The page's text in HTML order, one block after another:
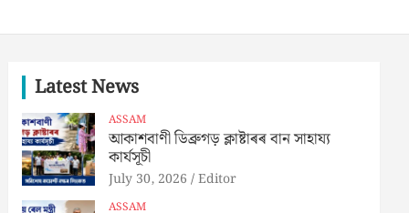
Latest News
ASSAM
আকাশবাণী ডিব্ৰুগড় ক্লাষ্টাৰৰ বান সাহায্য
কাৰ্যসূচী
July 30, 2026 Editor
ASSAM